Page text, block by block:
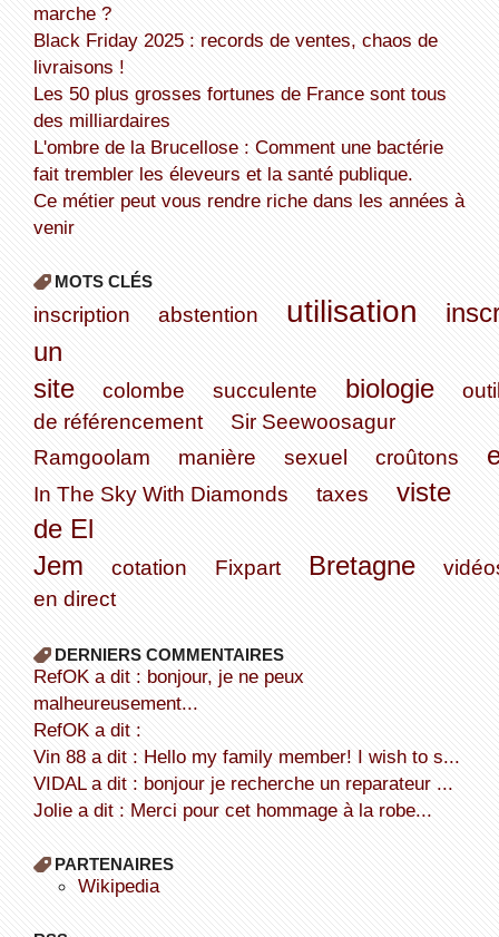
marche ?
Black Friday 2025 : records de ventes, chaos de
livraisons !
Les 50 plus grosses fortunes de France sont tous
des milliardaires
L'ombre de la Brucellose : Comment une bactérie
fait trembler les éleveurs et la santé publique.
Ce métier peut vous rendre riche dans les années à
venir
MOTS CLÉS
inscription abstention utilisation
un
site
colombe succulente biologie
de référencement
Sir Seewoosagur
Ramgoolam
manière sexuel croûtons
In The Sky With Diamonds taxes
viste
de El
Jem
cotation Fixpart Bretagne
en direct
DERNIERS COMMENTAIRES
refOK a dit : bonjour, je ne peux
malheureusement...
refOK a dit :
Vin 88 a dit : Hello my family member! I wish to s...
VIDAL a dit : bonjour je recherche un reparateur ...
Jolie a dit : Merci pour cet hommage à la robe...
PARTENAIRES
wikipedia